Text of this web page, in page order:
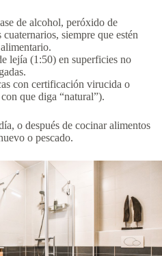
de alcohol, peróxido de
siempre que estén
lejía (1:50) en superficies no
con certificación virucida o
que diga “natural”).
o después de cocinar alimentos
o pescado.